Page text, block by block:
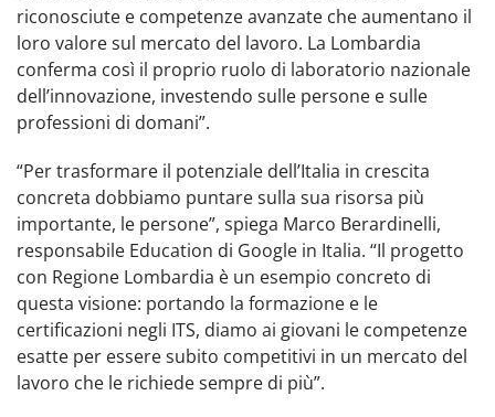
riconosciute e competenze avanzate che aumentano il
loro valore sul mercato del lavoro. La Lombardia
conferma così il proprio ruolo di laboratorio nazionale
dell’innovazione, investendo sulle persone e sulle
professioni di domani”.
“Per trasformare il potenziale dell’Italia in crescita
concreta dobbiamo puntare sulla sua risorsa più
importante, le persone”, spiega Marco Berardinelli,
responsabile Education di Google in Italia. “Il progetto
con Regione Lombardia è un esempio concreto di
questa visione: portando la formazione e le
certificazioni negli ITS, diamo ai giovani le competenze
esatte per essere subito competitivi in un mercato del
lavoro che le richiede sempre di più”.